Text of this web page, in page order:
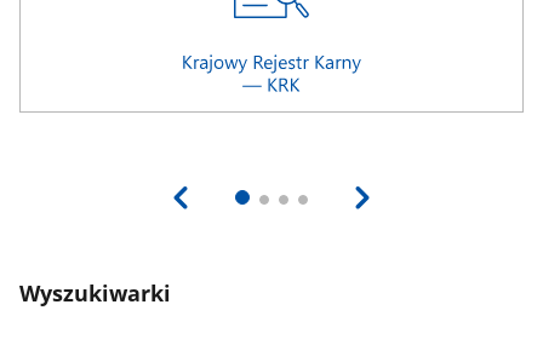
Wyszukiwarki